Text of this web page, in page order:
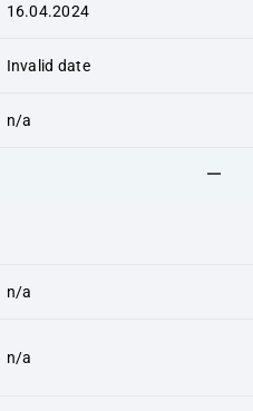
16.04.2024
Invalid date
n/a
n/a
n/a